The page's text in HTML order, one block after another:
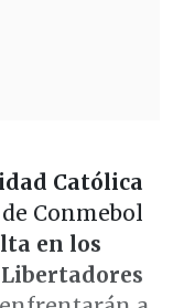
Católica
Conmebol
en los